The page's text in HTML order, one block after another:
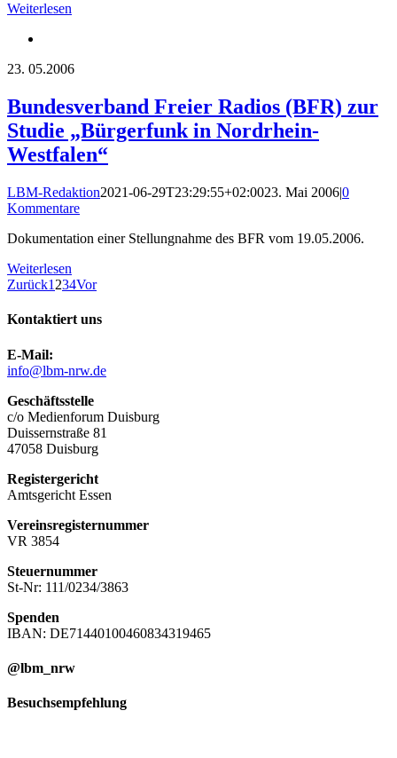
Weiterlesen
23. 05.2006
Bundesverband Freier Radios (BFR) zur
Studie „Bürgerfunk in Nordrhein-
Westfalen“
LBM-Redaktion2021-06-29T23:29:55+02:0023. Mai 2006|0
Kommentare
Dokumentation einer Stellungnahme des BFR vom 19.05.2006.
Weiterlesen
Zurück1 234Vor
Kontaktiert uns
E-Mail:
info@lbm-nrw.de
Geschäftsstelle
c/o Medienforum Duisburg
Duissernstraße 81
47058 Duisburg
Registergericht
Amtsgericht Essen
Vereinsregisternummer
VR 3854
Steuernummer
St-Nr: 111/0234/3863
Spenden
IBAN: DE71440100460834319465
@lbm_nrw
Besuchsempfehlung